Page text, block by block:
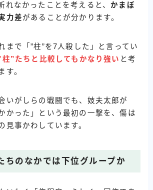
れなかったことを考えると、かまぼ
力差があることが分かります。
まで「”柱”を7人殺した」と言ってい
柱”たちと比較してもかなり強い と考
す。
いがしらの戦闘でも、妓夫太郎が
かった」という最初の一撃を、傷は
見事かわしています。
ちのなかでは下位グループか